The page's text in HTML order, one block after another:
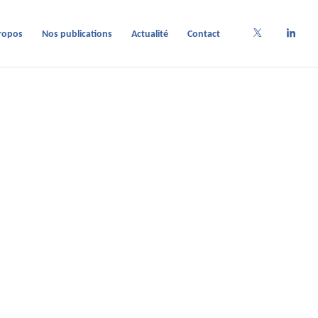
Nos publications Actualité Contact